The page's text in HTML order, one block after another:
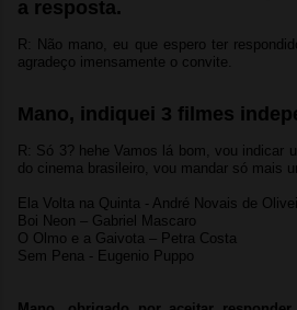
a resposta.
R: Não mano, eu que espero ter
agradeço imensamente o convite.
Mano, indiquei 3 filmes
R: Só 3? hehe Vamos lá bom, vou indicar
do cinema brasileiro, vou mandar só mais
Ela Volta na Quinta - André Novais de
Boi Neon – Gabriel Mascaro
O Olmo e a Gaivota – Petra Costa
Sem Pena - Eugenio Puppo